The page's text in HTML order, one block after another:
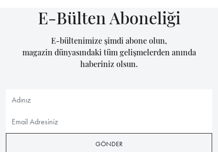
E-Bülten Aboneliği
E-bültenimize şimdi abone olun,
magazin dünyasındaki tüm gelişmelerden anında
haberiniz olsun.
GÖNDER